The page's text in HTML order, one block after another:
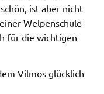
ist aber nicht
Welpenschule
für die wichtigen
Vilmos glücklich